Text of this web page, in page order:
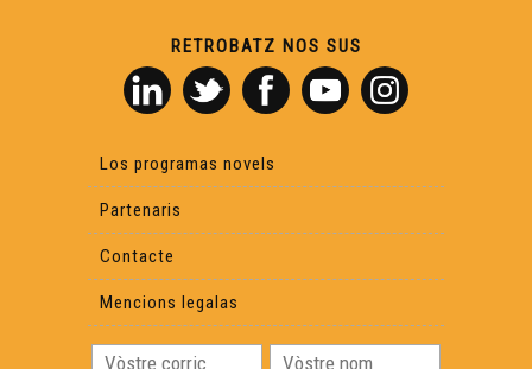
RETROBATZ NOS SUS
Los programas novels
Partenaris
Contacte
Mencions legalas